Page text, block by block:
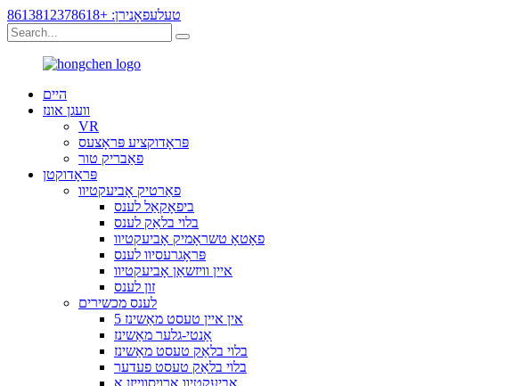
טעלעפאָנירן: +8613812378618
היים
וועגן אונז
VR
פּראָדוקציע פּראָצעס
פאַבריק טור
פּראָדוקטן
פאַרטיק אָביעקטיוו
ביפאָקאַל לענס
בלוי בלאַק לענס
פאָטאָ טשראָמיק אָביעקטיוו
פּראָגרעסיוו לענס
איין וויזשאַן אָביעקטיוו
זון לענס
לענס מכשירים
5 אין איין טעסט מאַשינז
אַנטי-גלער מאַשינז
בלוי בלאַק טעסט מאַשינז
בלוי בלאַק טעסט פעדער
אָביעקטיוו אַרויסווייַזן א